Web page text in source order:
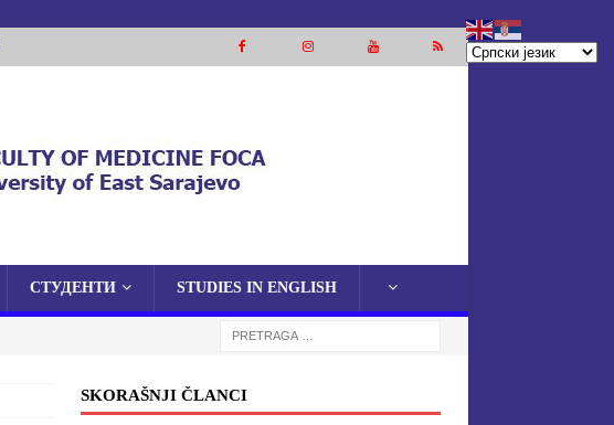
СТУДЕНТИ STUDIES IN ENGLISH
SKORAŠNJI ČLANCI